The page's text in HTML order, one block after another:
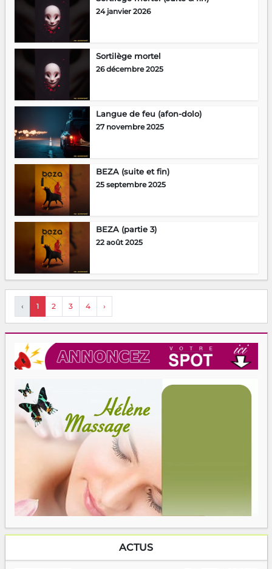
24 janvier 2026
Sortilège mortel
26 décembre 2025
Langue de feu (afon-dolo)
27 novembre 2025
BEZA (suite et fin)
25 septembre 2025
BEZA (partie 3)
22 août 2025
‹ 1 2 3 4 ›
ACTUS